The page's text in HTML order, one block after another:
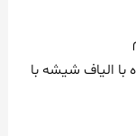
الیاف شیشه با